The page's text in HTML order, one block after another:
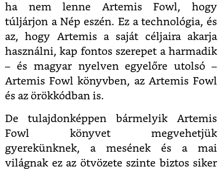
ha nem lenne Artemis Fowl, hogy
túljárjon a Nép eszén. Ez a technológia, és
az, hogy Artemis a saját céljaira akarja
használni, kap fontos szerepet a harmadik
– és magyar nyelven egyelőre utolsó –
Artemis Fowl könyvben, az Artemis Fowl
és az örökkódban is.
De tulajdonképpen bármelyik Artemis
Fowl könyvet megvehetjük
gyerekünknek, a mesének és a mai
világnak ez az ötvözete szinte biztos siker